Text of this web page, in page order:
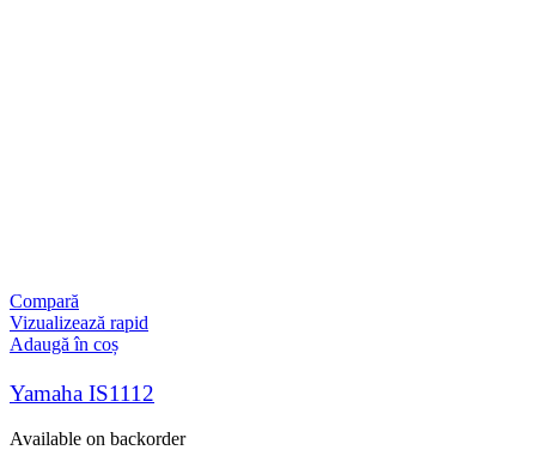
Compară
Vizualizează rapid
Adaugă în coș
Yamaha IS1112
Available on backorder